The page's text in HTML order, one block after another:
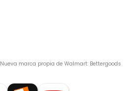
Nueva marca propia de Walmart: Bettergoods